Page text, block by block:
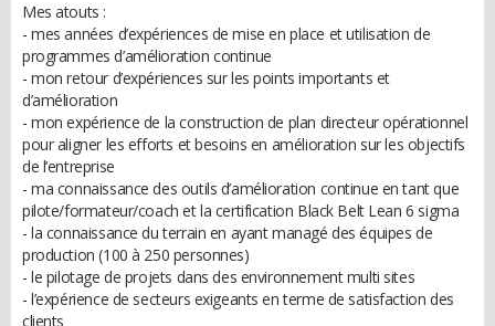
Mes atouts :
- mes années d’expériences de mise en place et utilisation de
programmes d’amélioration continue
- mon retour d’expériences sur les points importants et
d’amélioration
- mon expérience de la construction de plan directeur opérationnel
pour aligner les efforts et besoins en amélioration sur les objectifs
de l’entreprise
- ma connaissance des outils d’amélioration continue en tant que
pilote/formateur/coach et la certification Black Belt Lean 6 sigma
- la connaissance du terrain en ayant managé des équipes de
production (100 à 250 personnes)
- le pilotage de projets dans des environnement multi sites
- l’expérience de secteurs exigeants en terme de satisfaction des
clients